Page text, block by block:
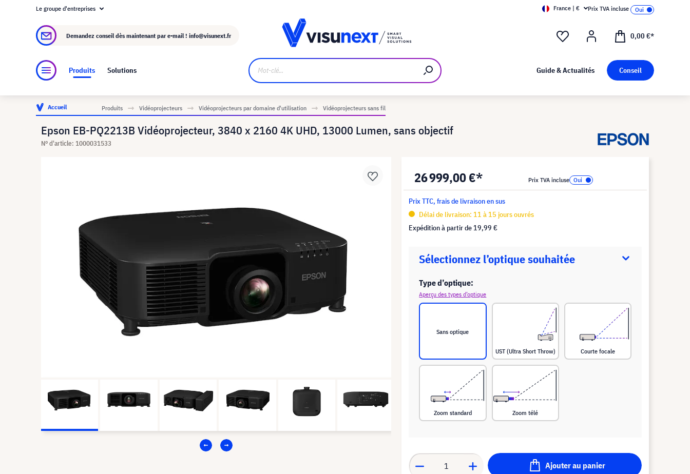
À propos de visunext.fr
Le groupe d'entreprises France | € Prix TVA incluse
Demandez conseil dès maintenant par e-mail ! info@visunext.fr 0,00 €*
Produits Solutions Guide & Actualités Conseil
Accueil Produits Vidéoprojecteurs Vidéoprojecteurs par domaine d'utilisation Vidéoprojecteurs sans fil
Epson EB-PQ2213B Vidéoprojecteur, 3840 x 2160 4K UHD, 13000 Lumen, sans objectif
N° d'article: 1000031533
26 999,00 €* Prix TVA incluse
Prix TTC, frais de livraison en sus
Délai de livraison: 11 à 15 jours ouvrés
Expédition à partir de 19,99 €
Sélectionnez l’optique souhaitée
Type d’optique:
Aperçu des types d’optique
Sans optique
UST (Ultra Short Throw) Courte focale
Zoom standard Zoom télé
Ajouter au panier